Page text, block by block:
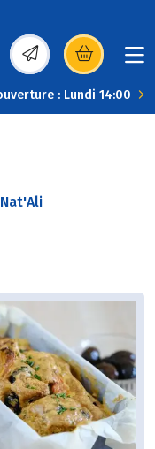
(s’ouvre dans une
: Lundi 14:00